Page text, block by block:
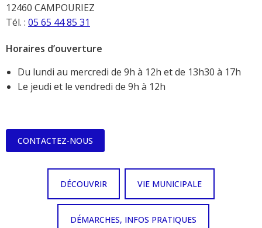
12460 CAMPOURIEZ
Tél. : 05 65 44 85 31
Horaires d’ouverture
Du lundi au mercredi de 9h à 12h et de 13h30 à 17h
Le jeudi et le vendredi de 9h à 12h
CONTACTEZ-NOUS
DÉCOUVRIR VIE MUNICIPALE
DÉMARCHES, INFOS PRATIQUES